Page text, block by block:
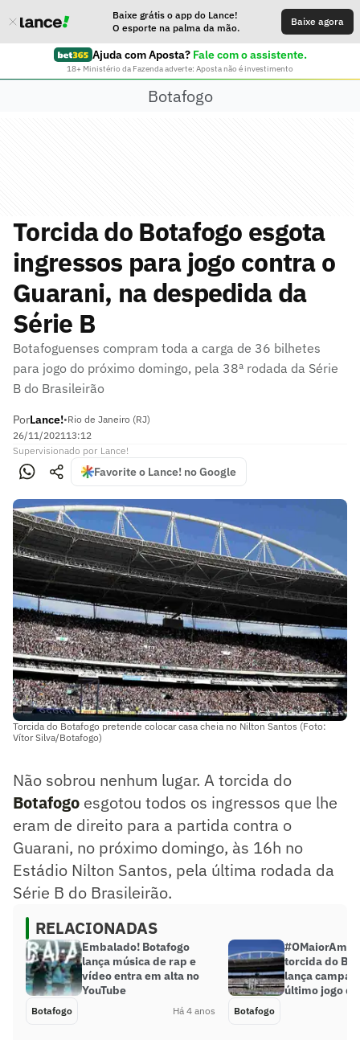
Baixe grátis o app do Lance!
O esporte na palma da mão.
Baixe agora
Ajuda com Aposta? Fale com o assistente.
18+ Ministério da Fazenda adverte: Aposta não é investimento
Botafogo
Torcida do Botafogo esgota
ingressos para jogo contra o
Guarani, na despedida da
Série B
Botafoguenses compram toda a carga de 36 bilhetes
para jogo do próximo domingo, pela 38ª rodada da Série
B do Brasileirão
PorLance!•Rio de Janeiro (RJ)
26/11/202113:12
Supervisionado por Lance!
Favorite o Lance! no Google
Torcida do Botafogo pretende colocar casa cheia no Nilton Santos (Foto:
Vítor Silva/Botafogo)
Não sobrou nenhum lugar. A torcida do
Botafogo esgotou todos os ingressos que lhe
eram de direito para a partida contra o
Guarani, no próximo domingo, às 16h no
Estádio Nilton Santos, pela última rodada da
Série B do Brasileirão.
RELACIONADAS
Embalado! Botafogo
lança música de rap e
vídeo entra em alta no
YouTube
Botafogo Há 4 anos
torcida do
lança
último jogo
Botafogo